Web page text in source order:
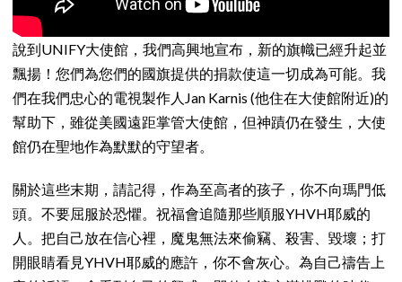
說到UNIFY大使館，我們高興地宣布，新的旗幟已經升起並
飄揚！您們為您們的國旗提供的捐款使這一切成為可能。我
們在我們忠心的電視製作人Jan Karnis (他住在大使館附近)的
幫助下，雖從美國遠距掌管大使館，但神蹟仍在發生，大使
館仍在聖地作為默默的守望者。
關於這些末期，請記得，作為至高者的孩子，你不向瑪門低
頭。不要屈服於恐懼。祝福會追隨那些順服YHVH耶威的
人。把自己放在信心裡，魔鬼無法來偷竊、殺害、毀壞；打
開眼睛看見YHVH耶威的應許，你不會灰心。為自己禱告上